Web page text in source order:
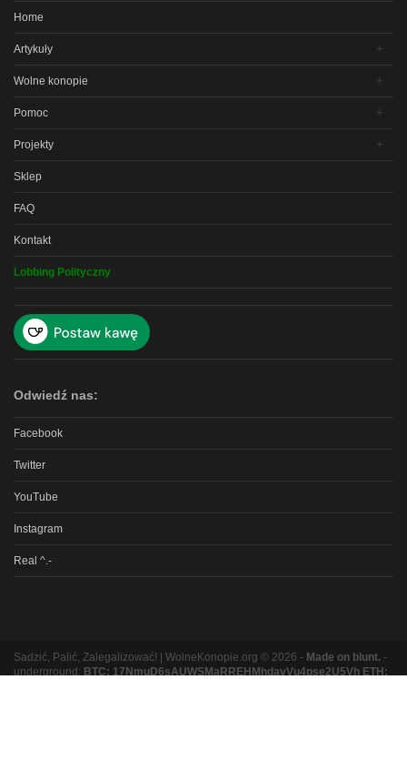
Home
Artykuły
Wolne konopie
Pomoc
Projekty
Sklep
FAQ
Kontakt
Lobbing Polityczny
Odwiedź nas:
Facebook
Twitter
YouTube
Instagram
Real ^.-
Sadzić, Palić, Zalegalizować! | WolneKonopie.org © 2026 - Made on blunt. -
underground: BTC: 17NmuD6sAUWSMaRREHMhdavVu4pse2U5Vh ETH: